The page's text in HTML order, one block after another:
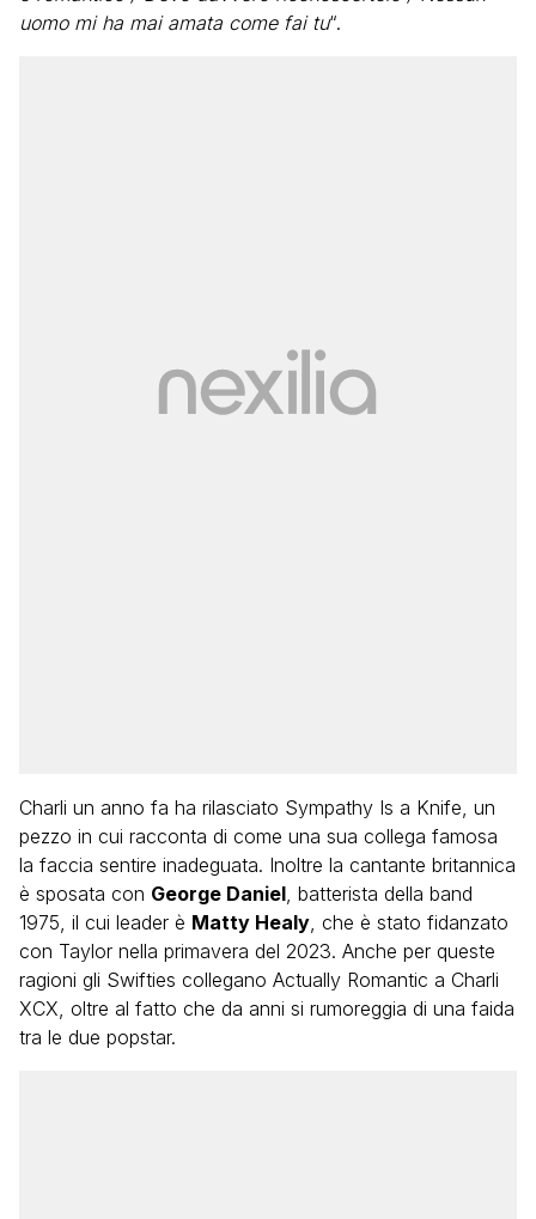
uomo mi ha mai amata come fai tu“.
Charli un anno fa ha rilasciato Sympathy Is a Knife, un
pezzo in cui racconta di come una sua collega famosa
la faccia sentire inadeguata. Inoltre la cantante britannica
è sposata con George Daniel, batterista della band
1975, il cui leader è Matty Healy, che è stato fidanzato
con Taylor nella primavera del 2023. Anche per queste
ragioni gli Swifties collegano Actually Romantic a Charli
XCX, oltre al fatto che da anni si rumoreggia di una faida
tra le due popstar.